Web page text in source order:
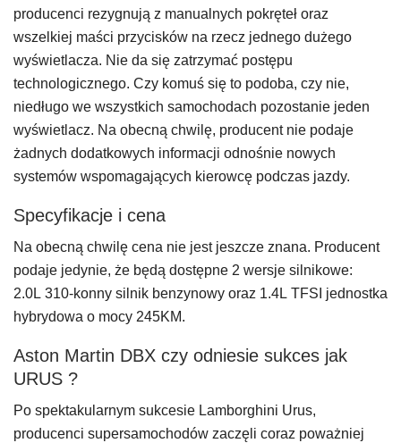
producenci rezygnują z manualnych pokręteł oraz
wszelkiej maści przycisków na rzecz jednego dużego
wyświetlacza. Nie da się zatrzymać postępu
technologicznego. Czy komuś się to podoba, czy nie,
niedługo we wszystkich samochodach pozostanie jeden
wyświetlacz. Na obecną chwilę, producent nie podaje
żadnych dodatkowych informacji odnośnie nowych
systemów wspomagających kierowcę podczas jazdy.
Specyfikacje i cena
Na obecną chwilę cena nie jest jeszcze znana. Producent
podaje jedynie, że będą dostępne 2 wersje silnikowe:
2.0L 310-konny silnik benzynowy oraz 1.4L TFSI jednostka
hybrydowa o mocy 245KM.
Aston Martin DBX czy odniesie sukces jak
URUS ?
Po spektakularnym sukcesie Lamborghini Urus,
producenci supersamochodów zaczęli coraz poważniej